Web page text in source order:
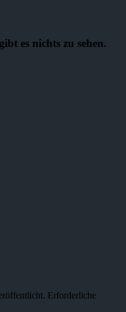
es nichts zu sehen.
Erforderliche